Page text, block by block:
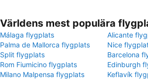
Världens mest populära
Málaga flygplats
Alicante
Palma de Mallorca flygplats
Nice
Split flygplats
Barcelona
Rom Fiumicino flygplats
Edinburgh
Milano Malpensa flygplats
Keflavík